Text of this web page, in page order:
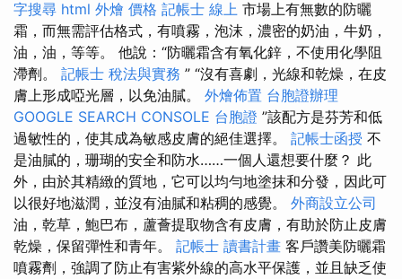
字搜尋 html 外燴 價格 記帳士 線上 市場上有無數的防曬
霜，而無需評估格式，有噴霧，泡沫，濃密的奶油，牛奶，
油，油，等等。 他說：“防曬霜含有氧化鋅，不使用化學阻
滯劑。 記帳士 稅法與實務 ” “沒有喜劇，光線和乾燥，在皮
膚上形成啞光層，以免油膩。 外燴佈置 台胞證辦理
GOOGLE SEARCH CONSOLE 台胞證 ”該配方是芬芳和低
過敏性的，使其成為敏感皮膚的絕佳選擇。 記帳士函授 不
是油膩的，珊瑚的安全和防水……一個人還想要什麼？ 此
外，由於其精緻的質地，它可以均勻地塗抹和分發，因此可
以很好地滋潤，並沒有油膩和粘稠的感覺。 外商設立公司
油，乾草，鮑巴布，蘆薈提取物含有皮膚，有助於防止皮膚
乾燥，保留彈性和青年。 記帳士 讀書計畫 客戶讚美防曬霜
噴霧劑，強調了防止有害紫外線的高水平保護，並且缺乏使